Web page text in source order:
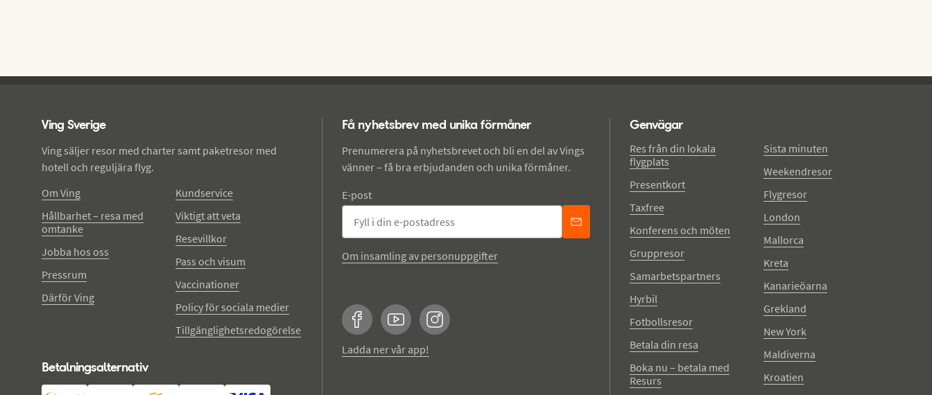
Ving Sverige
Ving säljer resor med charter samt paketresor med
hotell och reguljära flyg.
Om Ving
Hållbarhet – resa med
omtanke
Jobba hos oss
Pressrum
Därför Ving
Kundservice
Viktigt att veta
Resevillkor
Pass och visum
Vaccinationer
Policy för sociala medier
Tillgänglighetsredogörelse
Betalningsalternativ
Få nyhetsbrev med unika förmåner
Prenumerera på nyhetsbrevet och bli en del av Vings
vänner – få bra erbjudanden och unika förmåner.
E-post
Om insamling av personuppgifter
FacebookYouTubeInstagram
Ladda ner vår app!
Genvägar
Res från din lokala
flygplats
Presentkort
Taxfree
Konferens och möten
Gruppresor
Samarbetspartners
Hyrbil
Fotbollsresor
Betala din resa
Boka nu – betala med
Resurs
Sista minuten
Weekendresor
Flygresor
London
Mallorca
Kreta
Kanarieöarna
Grekland
New York
Maldiverna
Kroatien